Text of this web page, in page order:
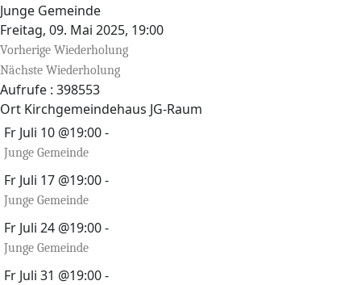
Junge Gemeinde
Freitag, 09. Mai 2025, 19:00
Vorherige Wiederholung
Nächste Wiederholung
Aufrufe : 398553
Ort Kirchgemeindehaus JG-Raum
Fr Juli 10 @19:00-
Junge Gemeinde
Fr Juli 17 @19:00-
Junge Gemeinde
Fr Juli 24 @19:00-
Junge Gemeinde
Fr Juli 31 @19:00-